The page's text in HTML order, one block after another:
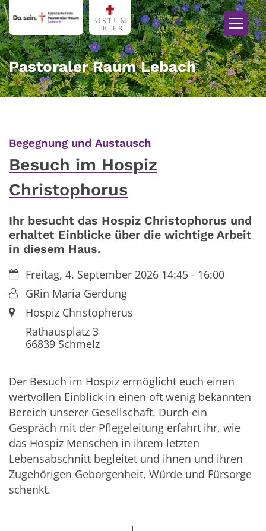
Zum Inhalt springen
Pastoraler Raum Lebach
Begegnung und Austausch
Besuch im Hospiz
Christophorus
Ihr besucht das Hospiz Christophorus und
erhaltet Einblicke über die wichtige Arbeit
in diesem Haus.
Datum:Freitag, 4. September 2026 14:45 - 16:00
Von:GRin Maria Gerdung
Ort:Hospiz Christopherus
Rathausplatz 3
66839Schmelz
Der Besuch im Hospiz ermöglicht euch einen
wertvollen Einblick in einen oft wenig bekannten
Bereich unserer Gesellschaft. Durch ein
Gespräch mit der Pflegeleitung erfahrt ihr, wie
das Hospiz Menschen in ihrem letzten
Lebensabschnitt begleitet und ihnen und ihren
Zugehörigen Geborgenheit, Würde und Fürsorge
schenkt.